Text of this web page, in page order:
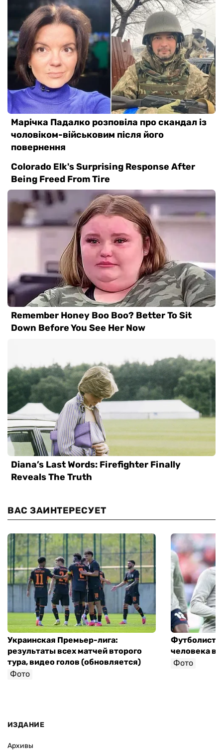
ВАС ЗАИНТЕРЕСУЕТ
Украинская Премьер-лига:
результаты всех матчей второго
тура, видео голов (обновляется)
Фото
Футболист
человека в
Фото
ИЗДАНИЕ
Архивы